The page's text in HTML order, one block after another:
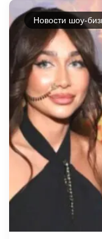
Новости шоу-